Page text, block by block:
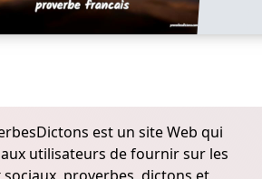
est un site Web qui
utilisateurs de fournir sur les